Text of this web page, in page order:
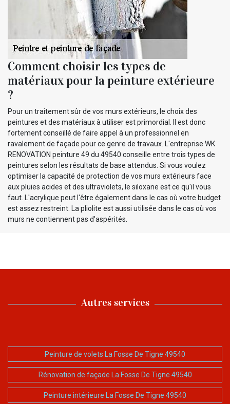
Comment choisir les types de
matériaux pour la peinture extérieure
?
Pour un traitement sûr de vos murs extérieurs, le choix des
peintures et des matériaux à utiliser est primordial. Il est donc
fortement conseillé de faire appel à un professionnel en
ravalement de façade pour ce genre de travaux. L'entreprise WK
RENOVATION peinture 49 du 49540 conseille entre trois types de
peintures selon les résultats de base attendus. Si vous voulez
optimiser la capacité de protection de vos murs extérieurs face
aux pluies acides et des ultraviolets, le siloxane est ce qu'il vous
faut. L'acrylique peut l'être également dans le cas où votre budget
est assez restreint. La pliolite est aussi utilisée dans le cas où vos
murs ne contiennent pas d'aspérités.
Autres services
Peinture de volets La Fosse De Tigne 49540
Rénovation de façade La Fosse De Tigne 49540
Peinture intérieure La Fosse De Tigne 49540